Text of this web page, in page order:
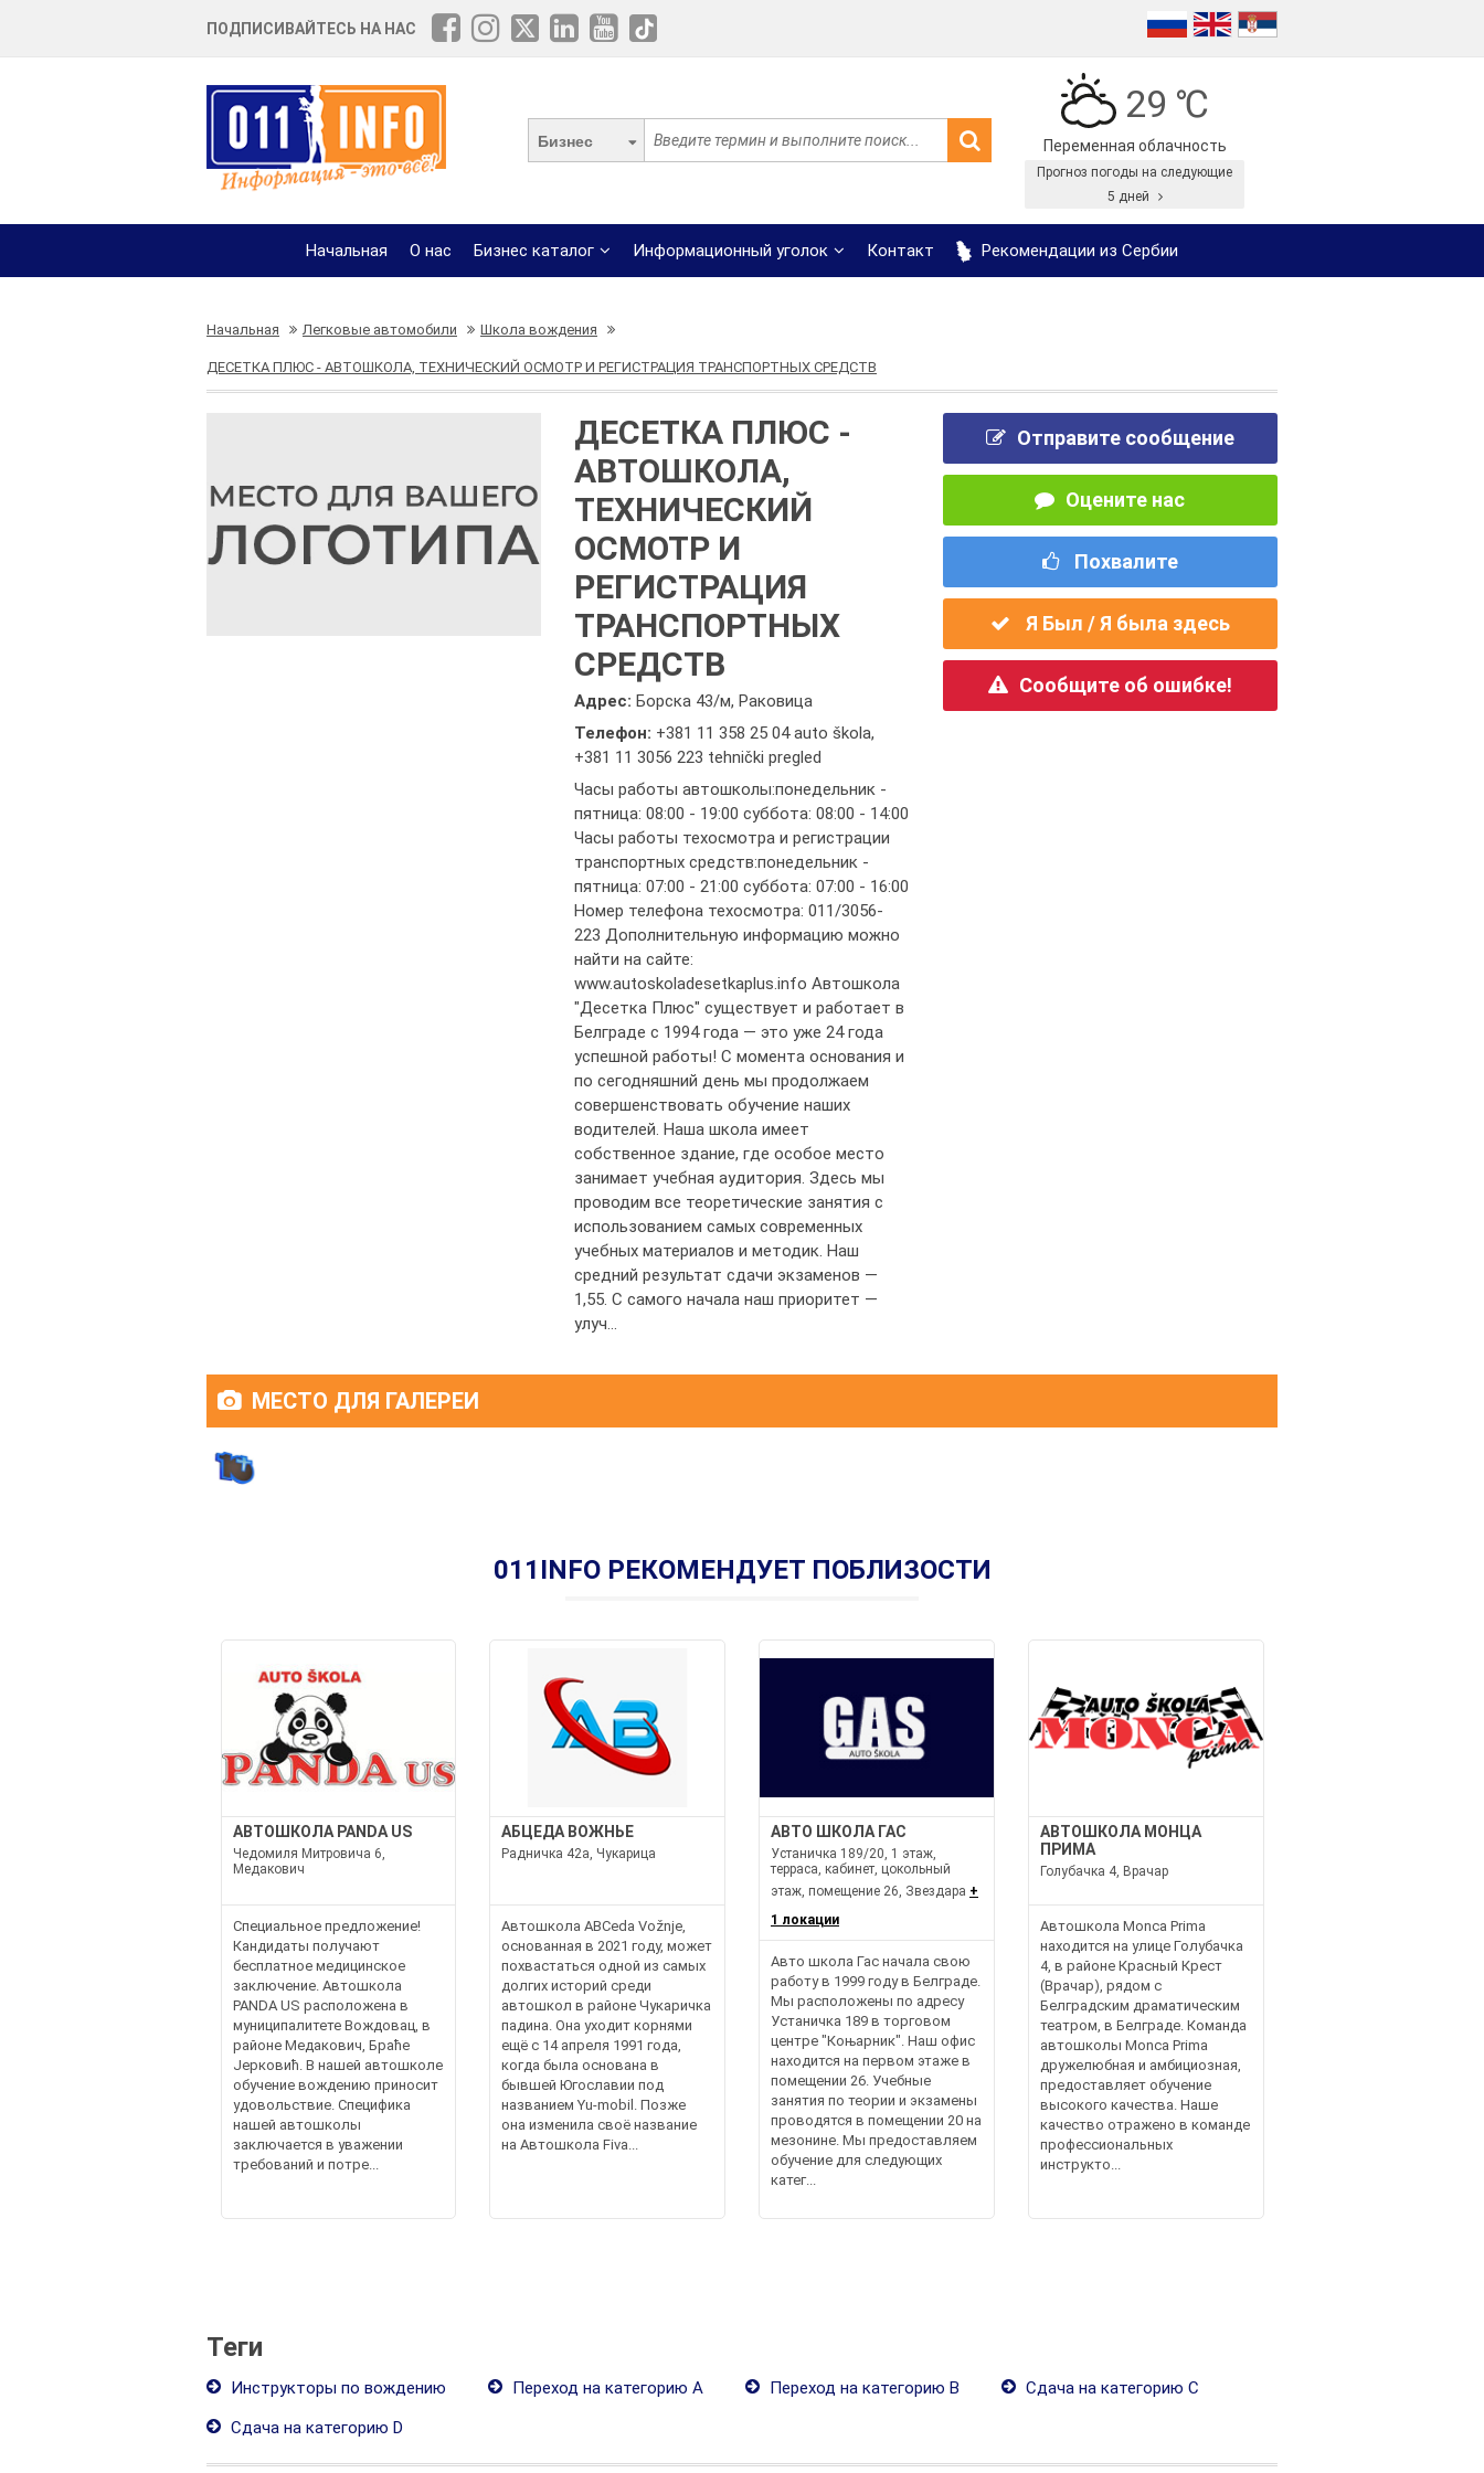
ПОДПИСИВАЙТЕСЬ НА НАС
Бизнес
29 ℃
Переменная облачность
Прогноз погоды на следующие
5 дней
Начальная О нас Бизнес каталог Информационный уголок Контакт Рекомендации из Сербии
Начальная Легковые автомобили Школа вождения
ДЕСЕТКА ПЛЮС - АВТОШКОЛА, ТЕХНИЧЕСКИЙ ОСМОТР И РЕГИСТРАЦИЯ ТРАНСПОРТНЫХ СРЕДСТВ
ДЕСЕТКА ПЛЮС -
АВТОШКОЛА,
ТЕХНИЧЕСКИЙ
ОСМОТР И
РЕГИСТРАЦИЯ
ТРАНСПОРТНЫХ
СРЕДСТВ
Адрес:Борска 43/м, Раковица
Телефон: +381 11 358 25 04 auto škola,
+381 11 3056 223 tehnički pregled
Часы работы автошколы:понедельник -
пятница: 08:00 - 19:00 суббота: 08:00 - 14:00
Часы работы техосмотра и регистрации
транспортных средств:понедельник -
пятница: 07:00 - 21:00 суббота: 07:00 - 16:00
Номер телефона техосмотра: 011/3056-
223 Дополнительную информацию можно
найти на сайте:
www.autoskoladesetkaplus.info Автошкола
"Десетка Плюс" существует и работает в
Белграде с 1994 года — это уже 24 года
успешной работы! С момента основания и
по сегодняшний день мы продолжаем
совершенствовать обучение наших
водителей. Наша школа имеет
собственное здание, где особое место
занимает учебная аудитория. Здесь мы
проводим все теоретические занятия с
использованием самых современных
учебных материалов и методик. Наш
средний результат сдачи экзаменов —
1,55. С самого начала наш приоритет —
улуч...
Отправите сообщение
Оцените нас
Похвалите
Я Был / Я была здесь
Сообщите об ошибке!
МЕСТО ДЛЯ ГАЛЕРЕИ
011INFO РЕКОМЕНДУЕТ ПОБЛИЗОСТИ
АВТОШКОЛА PANDA US
Чедомиля Митровича 6,
Медакович
Специальное предложение!
Кандидаты получают
бесплатное медицинское
заключение. Автошкола
PANDA US расположена в
муниципалитете Вождовац, в
районе Медакович, Браће
Јерковић. В нашей автошколе
обучение вождению приносит
удовольствие. Специфика
нашей автошколы
заключается в уважении
требований и потре...
АБЦЕДА ВОЖНЬЕ
Радничка 42a, Чукарица
Автошкола ABCeda Vožnje,
основанная в 2021 году, может
похвастаться одной из самых
долгих историй среди
автошкол в районе Чукаричка
падина. Она уходит корнями
ещё с 14 апреля 1991 года,
когда была основана в
бывшей Югославии под
названием Yu-mobil. Позже
она изменила своё название
на Автошкола Fiva...
АВТО ШКОЛА ГАС
Устаничка 189/20, 1 этаж,
терраса, кабинет, цокольный
этаж, помещение 26, Звездара +
1 локации
Авто школа Гас начала свою
работу в 1999 году в Белграде.
Мы расположены по адресу
Устаничка 189 в торговом
центре "Коњарник". Наш офис
находится на первом этаже в
помещении 26. Учебные
занятия по теории и экзамены
проводятся в помещении 20 на
мезонине. Мы предоставляем
обучение для следующих
катег...
АВТОШКОЛА МОНЦА
ПРИМА
Голубачка 4, Врачар
Автошкола Monca Prima
находится на улице Голубачка
4, в районе Красный Крест
(Врачар), рядом с
Белградским драматическим
театром, в Белграде. Команда
автошколы Monca Prima
дружелюбная и амбициозная,
предоставляет обучение
высокого качества. Наше
качество отражено в команде
профессиональных
инструкто...
Теги
Инструкторы по вождению Переход на категорию А Переход на категорию В
Сдача на категорию С
Сдача на категорию D